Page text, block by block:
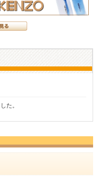
た。